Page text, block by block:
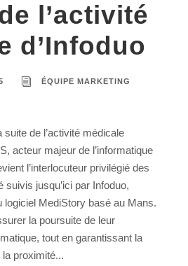
l’activité
d’Infoduo
ÉQUIPE MARKETING
de l’activité médicale
acteur majeur de l’informatique
l’interlocuteur privilégié des
suivis jusqu’ici par Infoduo,
logiciel MediStory basé au Mans.
la poursuite de leur
tout en garantissant la
proximité...